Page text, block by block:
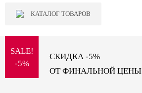
КАТАЛОГ ТОВАРОВ
SALE!
-5%
СКИДКА -5%
ОТ ФИНАЛЬНОЙ ЦЕНЫ